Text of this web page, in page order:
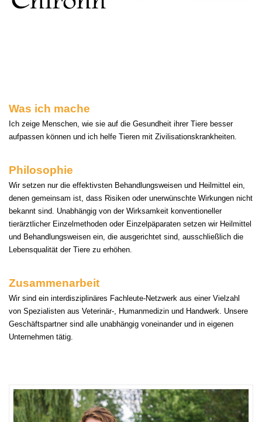
Was ich mache
Ich zeige Menschen, wie sie auf die Gesundheit ihrer Tiere besser
aufpassen können und ich helfe Tieren mit Zivilisationskrankheiten.
Philosophie
Wir setzen nur die effektivsten Behandlungsweisen und Heilmittel ein,
denen gemeinsam ist, dass Risiken oder unerwünschte Wirkungen nicht
bekannt sind. Unabhängig von der Wirksamkeit konventioneller
tierärztlicher Einzelmethoden oder Einzelpäparaten setzen wir Heilmittel
und Behandlungsweisen ein, die ausgerichtet sind, ausschließlich die
Lebensqualität der Tiere zu erhöhen.
Zusammenarbeit
Wir sind ein interdisziplinäres Fachleute-Netzwerk aus einer Vielzahl
von Spezialisten aus Veterinär-, Humanmedizin und Handwerk. Unsere
Geschäftspartner sind alle unabhängig voneinander und in eigenen
Unternehmen tätig.